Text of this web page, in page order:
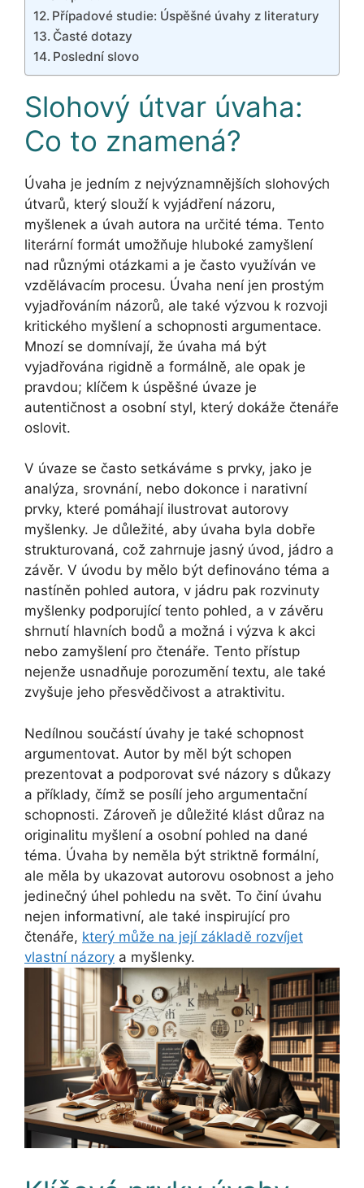
Případové studie: Úspěšné úvahy z literatury
Časté dotazy
Poslední slovo
Slohový útvar úvaha:
Co to znamená?
Úvaha je jedním z nejvýznamnějších slohových
útvarů, který slouží k vyjádření názoru,
myšlenek a úvah autora na určité téma. Tento
literární formát umožňuje hluboké zamyšlení
nad různými otázkami a je často využíván ve
vzdělávacím procesu. Úvaha není jen prostým
vyjadřováním názorů, ale také výzvou k rozvoji
kritického myšlení a schopnosti argumentace.
Mnozí se domnívají, že úvaha má být
vyjadřována rigidně a formálně, ale opak je
pravdou; klíčem k úspěšné úvaze je
autentičnost a osobní styl, který dokáže čtenáře
oslovit.
V úvaze se často setkáváme s prvky, jako je
analýza, srovnání, nebo dokonce i narativní
prvky, které pomáhají ilustrovat autorovy
myšlenky. Je důležité, aby úvaha byla dobře
strukturovaná, což zahrnuje jasný úvod, jádro a
závěr. V úvodu by mělo být definováno téma a
nastíněn pohled autora, v jádru pak rozvinuty
myšlenky podporující tento pohled, a v závěru
shrnutí hlavních bodů a možná i výzva k akci
nebo zamyšlení pro čtenáře. Tento přístup
nejenže usnadňuje porozumění textu, ale také
zvyšuje jeho přesvědčivost a atraktivitu.
Nedílnou součástí úvahy je také schopnost
argumentovat. Autor by měl být schopen
prezentovat a podporovat své názory s důkazy
a příklady, čímž se posílí jeho argumentační
schopnosti. Zároveň je důležité klást důraz na
originalitu myšlení a osobní pohled na dané
téma. Úvaha by neměla být striktně formální,
ale měla by ukazovat autorovu osobnost a jeho
jedinečný úhel pohledu na svět. To činí úvahu
nejen informativní, ale také inspirující pro
čtenáře, který může na její základě rozvíjet
vlastní názory a myšlenky.